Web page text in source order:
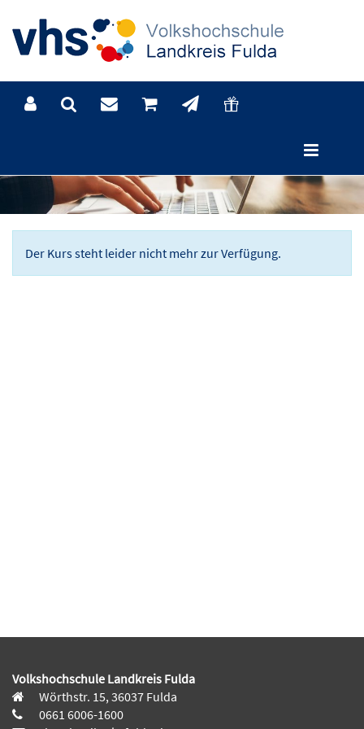
Der Kurs steht leider nicht mehr zur Verfügung.
Volkshochschule Landkreis Fulda
Wörthstr. 15, 36037 Fulda
0661 6006-1600